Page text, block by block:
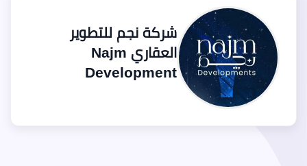
شركة نجم للتطوير
العقاري Najm
Development